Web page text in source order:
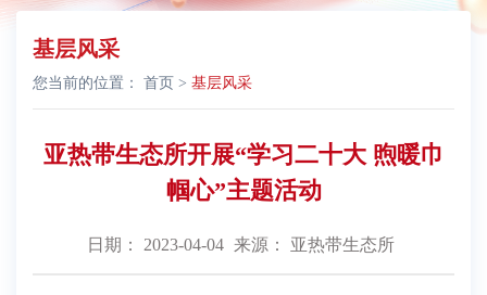
基层风采
您当前的位置： 首页 > 基层风采
亚热带生态所开展“学习二十大 煦暖巾
帼心”主题活动
日期： 2023-04-04 来源： 亚热带生态所